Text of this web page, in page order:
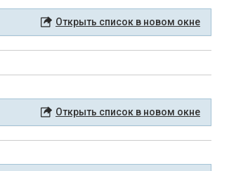
Открыть список в новом окне
Открыть список в новом окне